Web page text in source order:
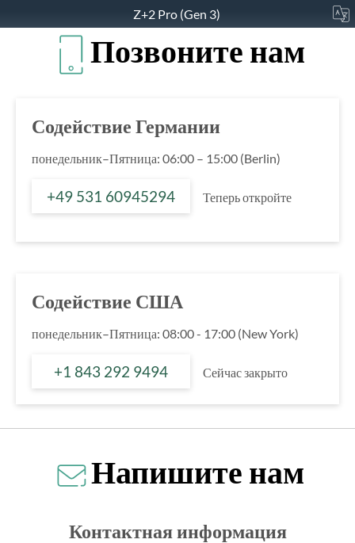
Z+2 Pro (Gen 3)
Позвоните нам
Содействие Германии
понедельник–Пятница: 06:00 – 15:00 (Berlin)
+49 531 60945294 Теперь откройте
Содействие США
понедельник–Пятница: 08:00 - 17:00 (New York)
+1 843 292 9494 Сейчас закрыто
Напишите нам
Контактная информация